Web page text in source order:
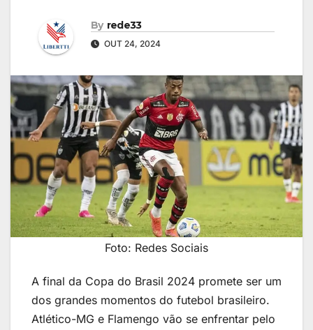
By rede33
OUT 24, 2024
Foto: Redes Sociais
A final da Copa do Brasil 2024 promete ser um
dos grandes momentos do futebol brasileiro.
Atlético-MG e Flamengo vão se enfrentar pelo